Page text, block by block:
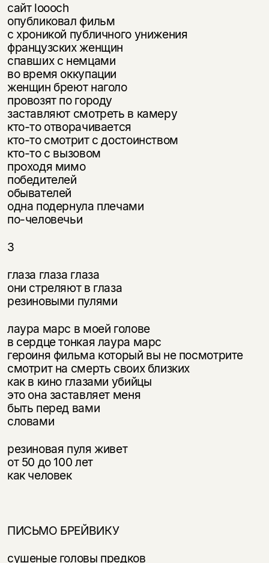
сайт loooch
опубликовал фильм
с хроникой публичного унижения
французских женщин
спавших с немцами
во время оккупации
женщин бреют наголо
провозят по городу
заставляют смотреть в камеру
кто-то отворачивается
кто-то смотрит с достоинством
кто-то с вызовом
проходя мимо
победителей
обывателей
одна подернула плечами
по-человечьи
3
глаза глаза глаза
они стреляют в глаза
резиновыми пулями
лаура марс в моей голове
в сердце тонкая лаура марс
героиня фильма который вы не посмотрите
смотрит на смерть своих близких
как в кино глазами убийцы
это она заставляет меня
быть перед вами
словами
резиновая пуля живет
от 50 до 100 лет
как человек
ПИСЬМО БРЕЙВИКУ
сушеные головы предков
Подписка на рассылку
о книгах и событиях «НЛО».
За подписку дарим промокод на
скидку 15%
Этой книги временно
нет в продаже.
уведомления, и при поступлении книги
на склад получить письмо на указанный
электронный адрес.
Эта книга